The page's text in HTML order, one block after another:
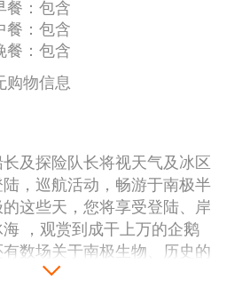
，而且根本不怕人，有时还
Island)
浅水区经常导致浮冰搁浅，
40分，西经62度37分），四
实际上库佛维岛是一个黑色
地躺在Ronge岛北部和阿克
Errera水道中，在海水冲刷
色的礁石。
Station）
考站。长城站所在乔治王岛
，不仅风光旖旎，是海
极地动物的集聚地，同时也
察站最为密集之地，智利、
罗斯、乌拉圭等国的考察站
外国游客来南极观光的一道
威治岛和罗伯特岛的中间，
必经之地，在岛上可以看到
、以及嘴巴桔红色、眼眉上方
餐：包含
餐：包含
餐：包含
购物信息
及探险队长将视天气及冰区
，巡航活动，畅游于南极半
这些天，您将享受登陆、岸
海 ，观赏到成干上万的企鹅
数场关于南极生物、历史的
以安全第一，由船长和船方